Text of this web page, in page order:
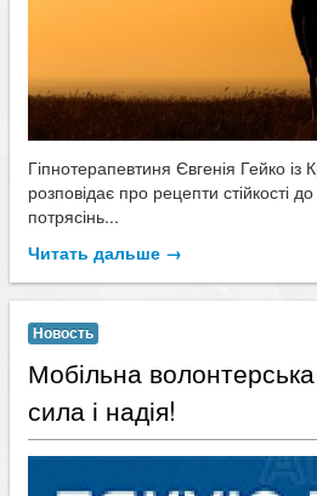
Гіпнотерапевтиня Євгенія Гейко із
розповідає про рецепти стійкості
потрясінь...
Читать дальше →
Новость
Мобільна
сила і надія!